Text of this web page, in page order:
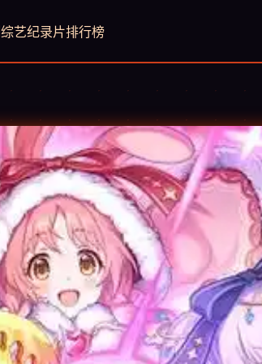
综艺纪录片排行榜